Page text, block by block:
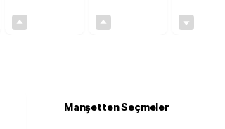
Manşetten Seçmeler